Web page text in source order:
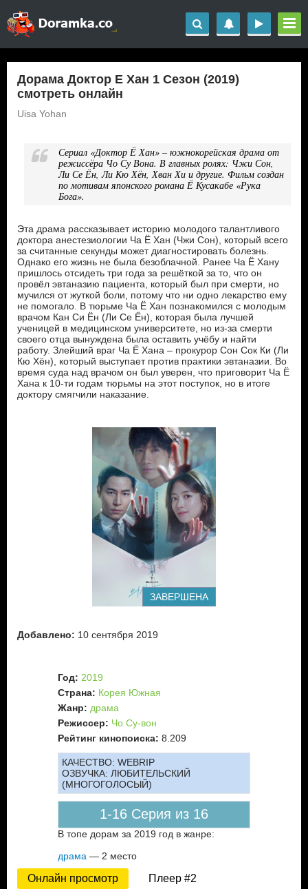
Дорама Доктор Е Хан 1 Сезон (2019)
смотреть онлайн
Uisa Yohan
Сериал «Доктор Ё Хан» – южнокорейская драма от
режиссёра Чо Су Вона. В главных ролях: Чжи Сон,
Ли Се Ён, Ли Кю Хён, Хван Хи и другие. Фильм создан
по мотивам японского романа Ё Кусакабе «Рука
Бога».
Эта драма рассказывает историю молодого талантливого
доктора анестезиологии Ча Ё Хан (Чжи Сон), который всего
за считанные секунды может диагностировать болезнь.
Однако его жизнь не была безоблачной. Ранее Ча Ё Хану
пришлось отсидеть три года за решёткой за то, что он
провёл эвтаназию пациента, который был при смерти, но
мучился от жуткой боли, потому что ни одно лекарство ему
не помогало. В тюрьме Ча Ё Хан познакомился с молодым
врачом Кан Си Ён (Ли Се Ён), которая была лучшей
ученицей в медицинском университете, но из-за смерти
своего отца вынуждена была оставить учёбу и найти
работу. Злейший враг Ча Ё Хана – прокурор Сон Сок Ки (Ли
Кю Хён), который выступает против практики эвтаназии. Во
время суда над врачом он был уверен, что приговорит Ча Ё
Хана к 10-ти годам тюрьмы на этот поступок, но в итоге
доктору смягчили наказание.
ЗАВЕРШЕНА
Добавлено: 10 сентября 2019
Год: 2019
Страна: Корея Южная
Жанр: драма
Режиссер: Чо Су-вон
Рейтинг кинопоиска: 8.209
КАЧЕСТВО: WEBRIP
ОЗВУЧКА: ЛЮБИТЕЛЬСКИЙ
(МНОГОГОЛОСЫЙ)
1-16 Серия из 16
В топе дорам за 2019 год в жанре:
драма — 2 место
Онлайн просмотр Плеер #2